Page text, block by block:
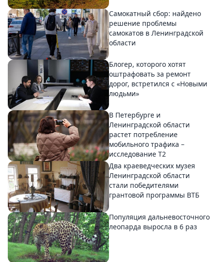
Самокатный сбор: найдено
решение проблемы
самокатов в Ленинградской
области
Блогер, которого хотят
оштрафовать за ремонт
дорог, встретился с «Новыми
людьми»
В Петербурге и
Ленинградской области
растет потребление
мобильного трафика –
исследование T2
Два краеведческих музея
Ленинградской области
стали победителями
грантовой программы ВТБ
Популяция дальневосточного
леопарда выросла в 6 раз